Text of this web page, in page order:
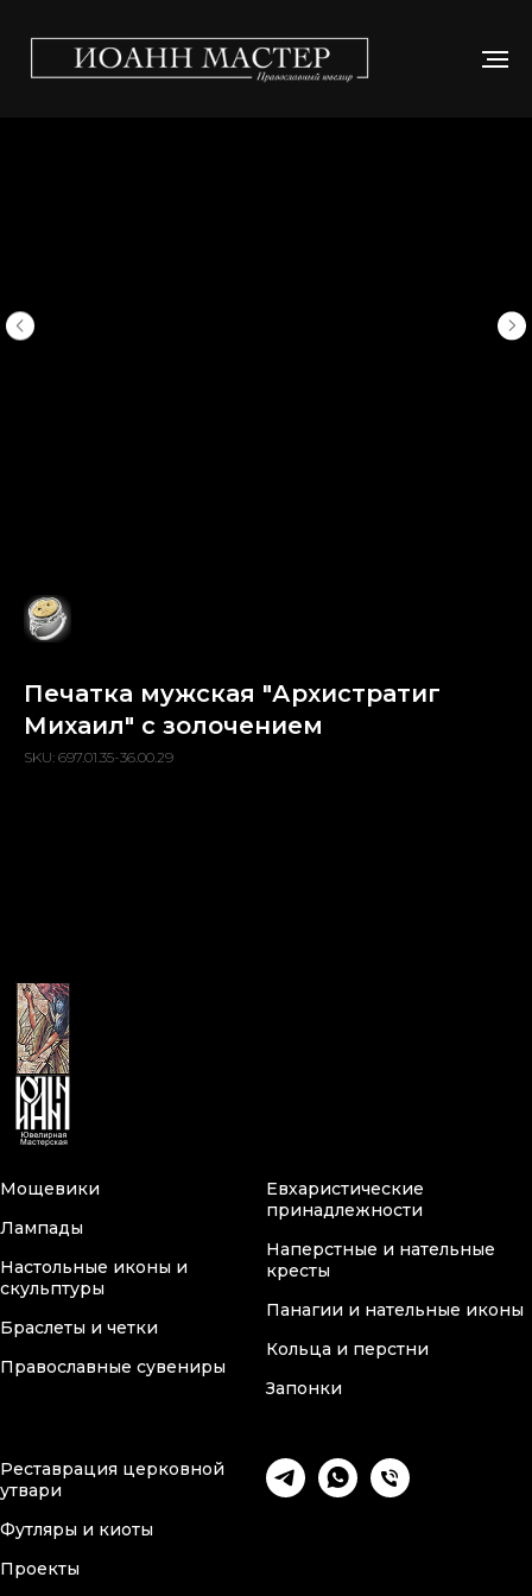
Печатка мужская "Архистратиг
Михаил" с золочением
SKU: 697.01.35-36.00.29
Мощевики
Лампады
Настольные иконы и
скульптуры
Браслеты и четки
Православные сувениры
Евхаристические
принадлежности
Наперстные и нательные
кресты
Панагии и нательные иконы
Кольца и перстни
Запонки
Реставрация церковной
утвари
Футляры и киоты
Проекты